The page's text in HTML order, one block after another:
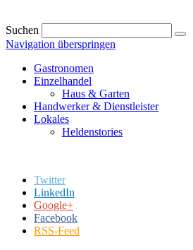
Suchen
Navigation überspringen
Gastronomen
Einzelhandel
Haus & Garten
Handwerker & Dienstleister
Lokales
Heldenstories
Twitter
LinkedIn
Google+
Facebook
RSS-Feed